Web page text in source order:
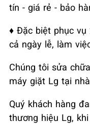
tín - giá rẻ - bảo
♦ Đặc biệt phục
cả ngày lễ, làm
Chúng tôi sửa
máy giặt Lg tại
Quý khách hàng
thương hiệu Lg,